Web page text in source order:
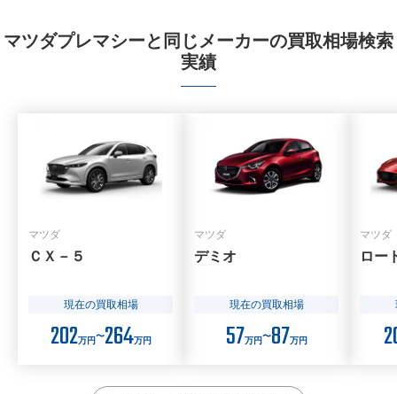
マツダプレマシーと同じメーカーの買取相場検索
実績
マツダ
ＣＸ－５
現在の買取相場
202万円〜264万円
マツダ
デミオ
現在の買取相場
57万円〜87万円
マツダ
ロー